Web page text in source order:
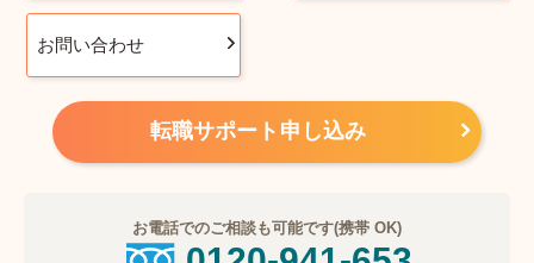
お問い合わせ
転職サポート申し込み
お電話でのご相談も可能です(携帯 OK)